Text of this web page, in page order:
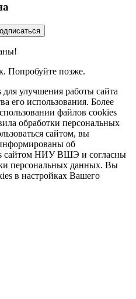
Попробуйте позже.
улучшения работы сайта
использования. Более
файлов cookies
обработки персональных
сайтом, вы
об
сайтом НИУ ВШЭ и согласны
персональных данных. Вы
в настройках Вашего